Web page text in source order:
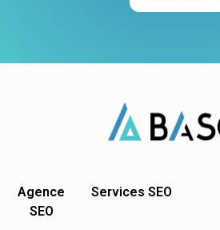
Agence
SEO
Services SEO